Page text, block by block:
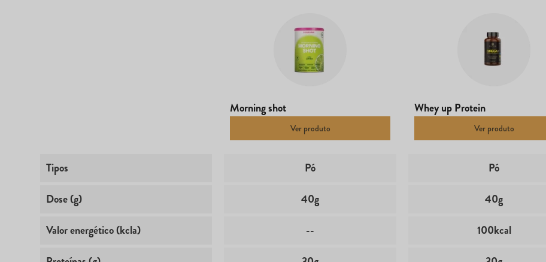
Morning shot
Ver produto
Whey up Protein
Ver produto
Tipos Pó Pó
Dose (g)
40g 40g
Valor energético (kcla)
-- 100kcal